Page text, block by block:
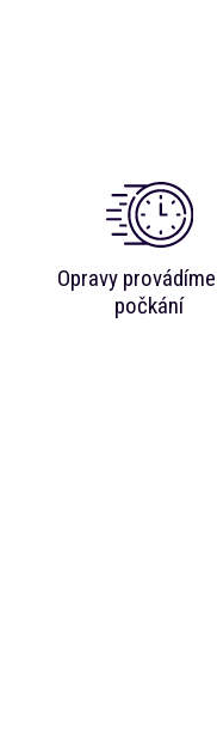
Opravy
počkání